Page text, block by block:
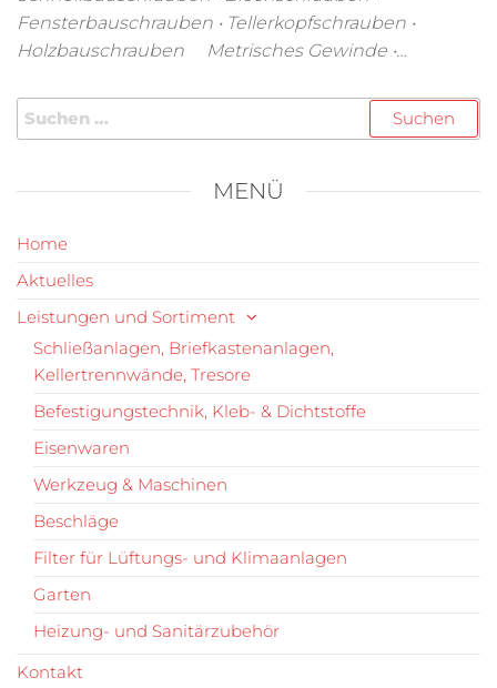
Fensterbauschrauben • Tellerkopfschrauben •
Holzbauschrauben Metrisches Gewinde •…
MENÜ
Home
Aktuelles
Leistungen und Sortiment
Schließanlagen, Briefkastenanlagen,
Kellertrennwände, Tresore
Befestigungstechnik, Kleb- & Dichtstoffe
Eisenwaren
Werkzeug & Maschinen
Beschläge
Filter für Lüftungs- und Klimaanlagen
Garten
Heizung- und Sanitärzubehör
Kontakt